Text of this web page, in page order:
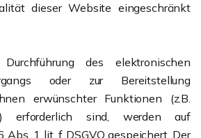
dieser Website eingeschränkt
des elektronischen
oder zur Bereitstellung
erwünschter Funktionen (z.B.
erforderlich sind, werden auf
Abs. 1 lit. f DSGVO gespeichert. Der